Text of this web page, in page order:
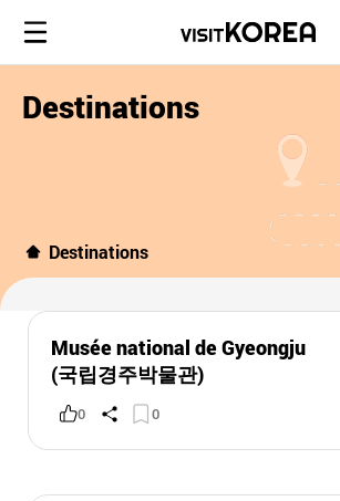
Destinations
Destinations
Musée national de Gyeongju
(국립경주박물관)
0 0